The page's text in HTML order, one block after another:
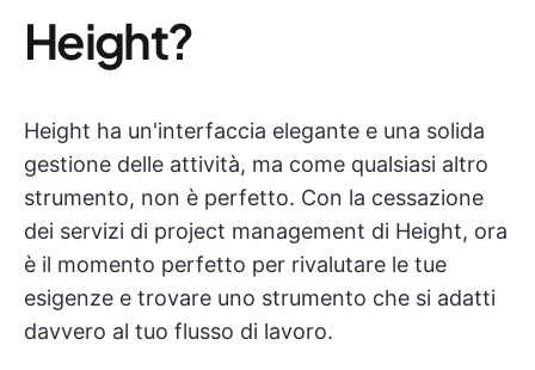
Height?
Height ha un'interfaccia elegante e una solida
gestione delle attività, ma come qualsiasi altro
strumento, non è perfetto. Con la cessazione
dei servizi di project management di Height, ora
è il momento perfetto per rivalutare le tue
esigenze e trovare uno strumento che si adatti
davvero al tuo flusso di lavoro.